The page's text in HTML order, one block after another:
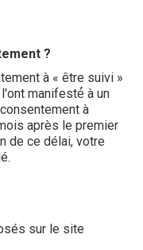
?
à « être suivi »
manifesté́ à un
à
après le premier
de ce délai, votre
sur le site